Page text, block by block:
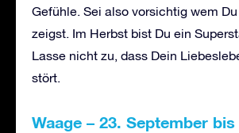
Gefühle. Sei also vorsichtig wem
zeigst. Im Herbst bist Du ein
Lasse nicht zu, dass Dein
stört.
Waage – 23. September bis